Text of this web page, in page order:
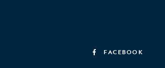
FACEBOOK